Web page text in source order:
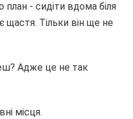
план - сидіти вдома біля
щастя. Тільки він ще не
Адже це не так
місця.